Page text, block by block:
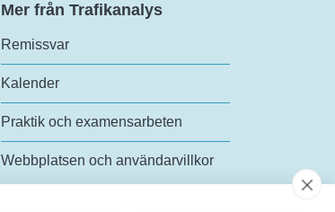
Mer från Trafikanalys
Remissvar
Kalender
Praktik och examensarbeten
Webbplatsen och användarvillkor